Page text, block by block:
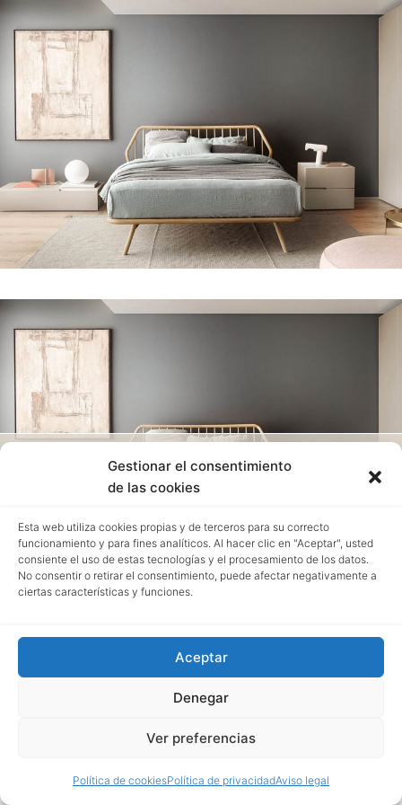
Gestionar el consentimiento
de las cookies
Esta web utiliza cookies propias y de terceros para su correcto
funcionamiento y para fines analíticos. Al hacer clic en "Aceptar", usted
consiente el uso de estas tecnologías y el procesamiento de los datos.
No consentir o retirar el consentimiento, puede afectar negativamente a
ciertas características y funciones.
Aceptar
Denegar
Ver preferencias
Política de cookiesPolítica de privacidadAviso legal
Cama Tramo Pianca